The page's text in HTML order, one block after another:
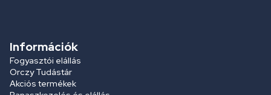
Információk
Fogyasztói elállás
Orczy Tudástár
Akciós termékek